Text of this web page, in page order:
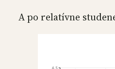
A po relatívne